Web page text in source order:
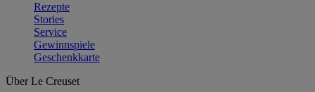
Rezepte
Stories
Service
Gewinnspiele
Geschenkkarte
Über Le Creuset